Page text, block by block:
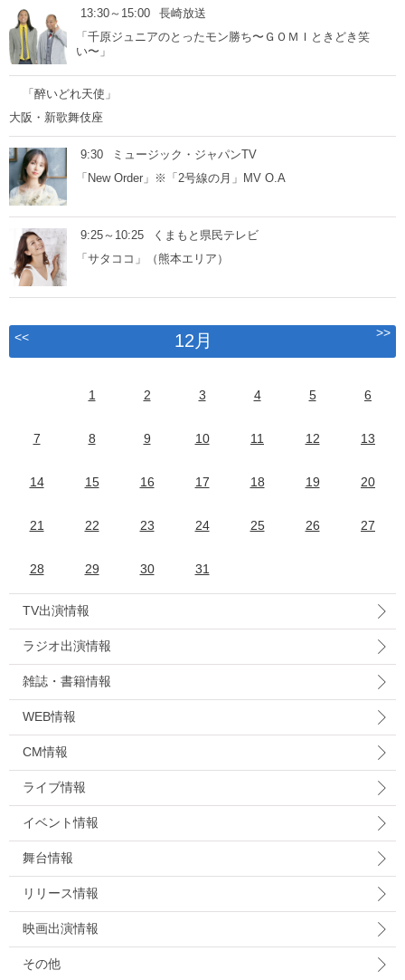
13:30～15:00
長崎放送
「千原ジュニアのとったモン勝ち〜ＧＯＭＩときどき笑
い〜」
「醉いどれ天使」
大阪・新歌舞伎座
9:30
ミュージック・ジャパンTV
「New Order」※「2号線の月」MV O.A
9:25～10:25
くまもと県民テレビ
「サタココ」（熊本エリア）
<< 12月 >>
1 2 3 4 5 6
7 8 9 10 11 12 13
14 15 16 17 18 19 20
21 22 23 24 25 26 27
28 29 30 31
TV出演情報
ラジオ出演情報
雑誌・書籍情報
WEB情報
CM情報
ライブ情報
イベント情報
舞台情報
リリース情報
映画出演情報
その他